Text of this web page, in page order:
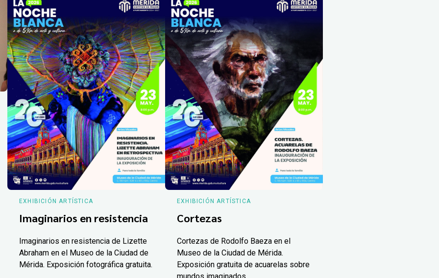
EXHIBICIÓN ARTÍSTICA
Imaginarios en resistencia
Imaginarios en resistencia de Lizette
Abraham en el Museo de la Ciudad de
Mérida. Exposición fotográfica gratuita.
EXHIBICIÓN ARTÍSTICA
Cortezas
Cortezas de Rodolfo Baeza en el
Museo de la Ciudad de Mérida.
Exposición gratuita de acuarelas sobre
mundos imaginados.